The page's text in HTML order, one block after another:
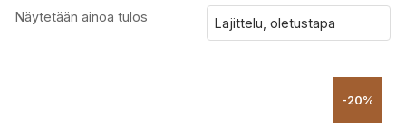
Näytetään ainoa tulos
-20%